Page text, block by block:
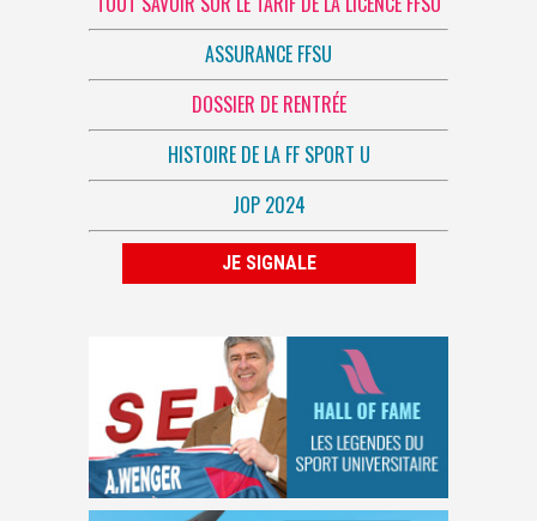
ASSURANCE FFSU
DOSSIER DE RENTRÉE
HISTOIRE DE LA FF SPORT U
JOP 2024
JE SIGNALE